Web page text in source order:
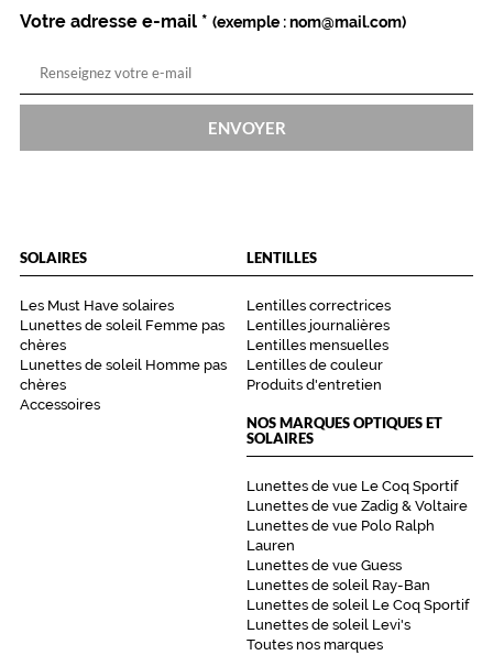
Votre adresse e-mail * (exemple : nom@mail.com)
ENVOYER
SOLAIRES
Les Must Have solaires
Lunettes de soleil Femme pas
chères
Lunettes de soleil Homme pas
chères
Accessoires
LENTILLES
Lentilles correctrices
Lentilles journalières
Lentilles mensuelles
Lentilles de couleur
Produits d'entretien
NOS MARQUES OPTIQUES ET
SOLAIRES
Lunettes de vue Le Coq Sportif
Lunettes de vue Zadig & Voltaire
Lunettes de vue Polo Ralph
Lauren
Lunettes de vue Guess
Lunettes de soleil Ray-Ban
Lunettes de soleil Le Coq Sportif
Lunettes de soleil Levi's
Toutes nos marques